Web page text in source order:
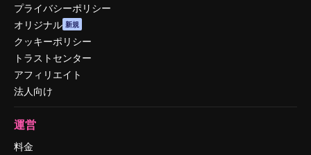
プライバシーポリシー
オリジナル 新規
クッキーポリシー
トラストセンター
アフィリエイト
法人向け
運営
料金